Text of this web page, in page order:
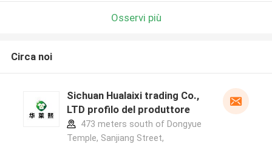
Osservi più
Circa noi
Sichuan Hualaixi trading Co.,
LTD profilo del produttore
473 meters south of Dongyue
Temple, Sanjiang Street,